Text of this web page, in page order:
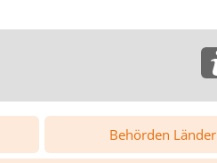
Behörden Länder